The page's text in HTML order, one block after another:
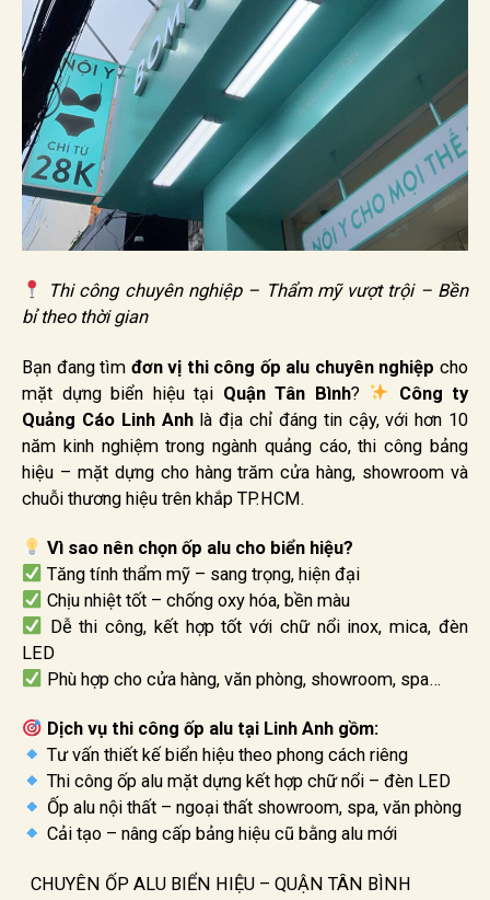
Thi công chuyên nghiệp – Thẩm mỹ vượt trội – Bền
bỉ theo thời gian
Bạn đang tìm đơn vị thi công ốp alu chuyên nghiệp cho
mặt dựng biển hiệu tại Quận Tân Bình?
Công ty
Quảng Cáo Linh Anhlà địa chỉ đáng tin cậy, với hơn 10
năm kinh nghiệm trong ngành quảng cáo, thi công bảng
hiệu – mặt dựng cho hàng trăm cửa hàng, showroom và
chuỗi thương hiệu trên khắp TP.HCM.
Vì sao nên chọn ốp alu cho biển hiệu?
Tăng tính thẩm mỹ – sang trọng, hiện đại
Chịu nhiệt tốt – chống oxy hóa, bền màu
Dễ thi công, kết hợp tốt với chữ nổi inox, mica, đèn
LED
Phù hợp cho cửa hàng, văn phòng, showroom, spa…
Dịch vụ thi công ốp alu tại Linh Anh gồm:
Tư vấn thiết kế biển hiệu theo phong cách riêng
Thi công ốp alu mặt dựng kết hợp chữ nổi – đèn LED
Ốp alu nội thất – ngoại thất showroom, spa, văn phòng
Cải tạo – nâng cấp bảng hiệu cũ bằng alu mới
CHUYÊN ỐP ALU BIỂN HIỆU – QUẬN TÂN BÌNH